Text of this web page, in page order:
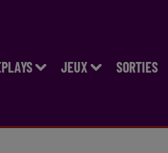
JEUX SORTIES